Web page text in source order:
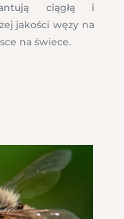
ciągłą i
jakości węzy na
na świece.